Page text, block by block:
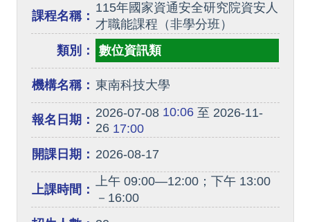
課程名稱：
115年國家資通安全研究院資安人
才職能課程（非學分班）
類別：
數位資訊類
機構名稱： 東南科技大學
報名日期： 2026-07-0810:06至 2026-11-
2617:00
開課日期： 2026-08-17
上課時間：
上午 09:00—12:00；下午 13:00
－16:00